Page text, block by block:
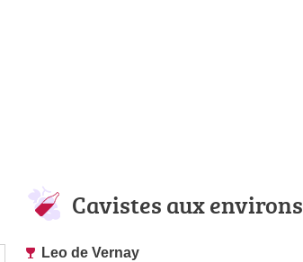
Cavistes aux environs
Leo de Vernay